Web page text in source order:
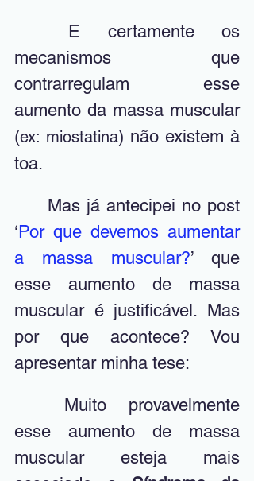
mecanismos que
contrarregulam esse
aumento da massa muscular
(ex: miostatina) não existem à
toa.
‘Por que devemos aumentar
a massa muscular?’ que
esse aumento de massa
muscular é justificável. Mas
por que acontece? Vou
apresentar minha tese:
esse aumento de massa
muscular esteja mais